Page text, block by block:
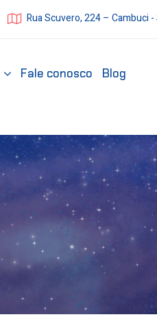
Rua Scuvero, 224 – Cambuci
Fale conosco Blog